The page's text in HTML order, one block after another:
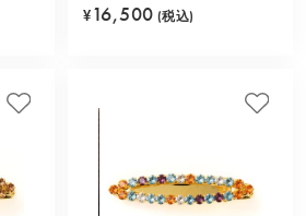
¥ 16,500 (税込)